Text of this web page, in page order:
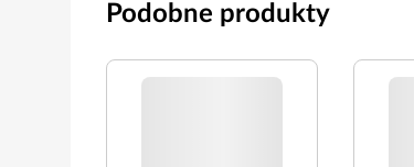
Podobne produkty